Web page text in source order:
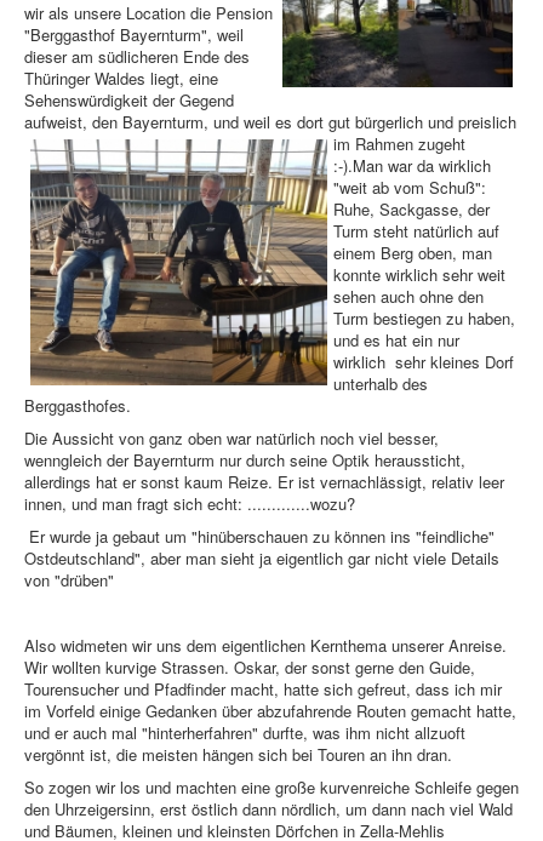
wir als unsere Location die Pension
"Berggasthof Bayernturm", weil
dieser am südlicheren Ende des
Thüringer Waldes liegt, eine
Sehenswürdigkeit der Gegend
aufweist, den Bayernturm, und weil es dort gut bürgerlich und preislich
im Rahmen zugeht
:-).Man war da wirklich
"weit ab vom Schuß":
Ruhe, Sackgasse, der
Turm steht natürlich auf
einem Berg oben, man
konnte wirklich sehr weit
sehen auch ohne den
Turm bestiegen zu haben,
und es hat ein nur
wirklich sehr kleines Dorf
unterhalb des
Berggasthofes.
Die Aussicht von ganz oben war natürlich noch viel besser,
wenngleich der Bayernturm nur durch seine Optik heraussticht,
allerdings hat er sonst kaum Reize. Er ist vernachlässigt, relativ leer
innen, und man fragt sich echt: .............wozu?
Er wurde ja gebaut um "hinüberschauen zu können ins "feindliche"
Ostdeutschland", aber man sieht ja eigentlich gar nicht viele Details
von "drüben"
Also widmeten wir uns dem eigentlichen Kernthema unserer Anreise.
Wir wollten kurvige Strassen. Oskar, der sonst gerne den Guide,
Tourensucher und Pfadfinder macht, hatte sich gefreut, dass ich mir
im Vorfeld einige Gedanken über abzufahrende Routen gemacht hatte,
und er auch mal "hinterherfahren" durfte, was ihm nicht allzuoft
vergönnt ist, die meisten hängen sich bei Touren an ihn dran.
So zogen wir los und machten eine große kurvenreiche Schleife gegen
den Uhrzeigersinn, erst östlich dann nördlich, um dann nach viel Wald
und Bäumen, kleinen und kleinsten Dörfchen in Zella-Mehlis